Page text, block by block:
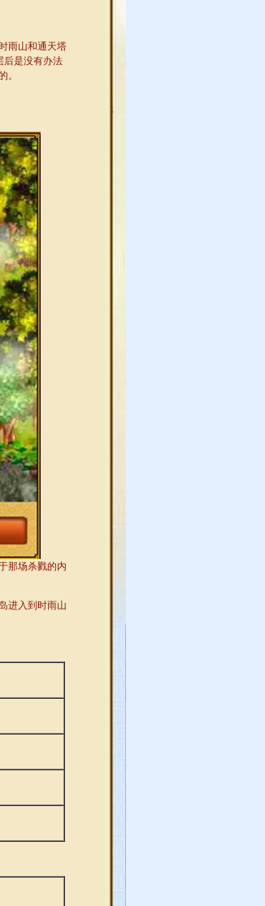
雨山和通天塔
后是没有办法
。
那场杀戮的内
进入到时雨山